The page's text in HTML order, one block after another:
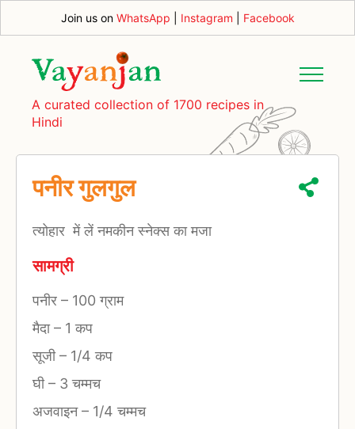
Join us on WhatsApp Instagram Facebook
A curated collection of 1700 recipes in
Hindi
पनीर गुलगुल
त्योहार में लें नमकीन स्नेक्स का मजा
सामग्री
पनीर – 100 ग्राम
मैदा– 1 कप
सूजी– 1/4 कप
घी– 3 चम्मच
अजवाइन– 1/4 चम्मच